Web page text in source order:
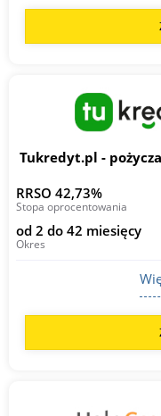
Tukredyt.pl -
RRSO 42,73%
Stopa oprocentowania
od 2 do 42 miesięcy
Okres